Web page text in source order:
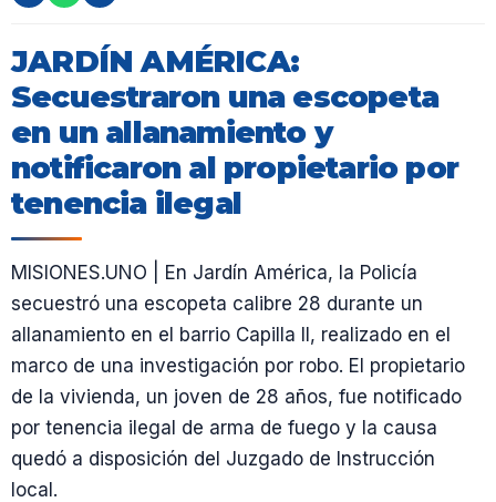
JARDÍN AMÉRICA:
Secuestraron una escopeta
en un allanamiento y
notificaron al propietario por
tenencia ilegal
MISIONES.UNO | En Jardín América, la Policía
secuestró una escopeta calibre 28 durante un
allanamiento en el barrio Capilla II, realizado en el
marco de una investigación por robo. El propietario
de la vivienda, un joven de 28 años, fue notificado
por tenencia ilegal de arma de fuego y la causa
quedó a disposición del Juzgado de Instrucción
local.